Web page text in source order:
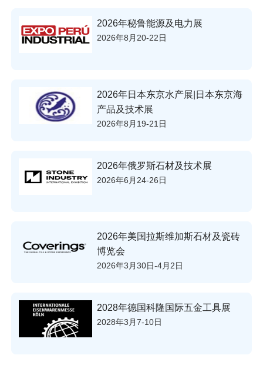
2026年秘鲁能源及电力展
2026年8月20-22日
2026年日本东京水产展|日本东京海
产品及技术展
2026年8月19-21日
2026年俄罗斯石材及技术展
2026年6月24-26日
2026年美国拉斯维加斯石材及瓷砖
博览会
2026年3月30日-4月2日
2028年德国科隆国际五金工具展
2028年3月7-10日